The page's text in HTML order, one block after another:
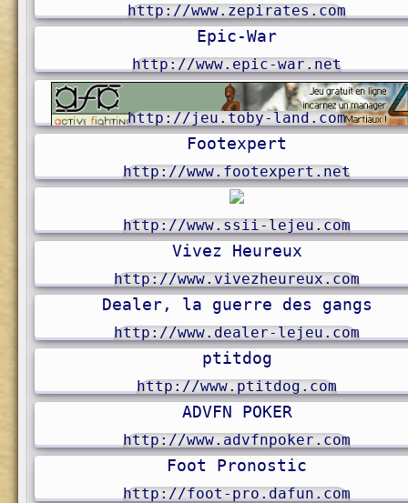
http://www.zepirates.com
Epic-War
http://www.epic-war.net
http://jeu.toby-land.com
Footexpert
http://www.footexpert.net
http://www.ssii-lejeu.com
Vivez Heureux
http://www.vivezheureux.com
Dealer, la guerre des gangs
http://www.dealer-lejeu.com
ptitdog
http://www.ptitdog.com
ADVFN POKER
http://www.advfnpoker.com
Foot Pronostic
http://foot-pro.dafun.com